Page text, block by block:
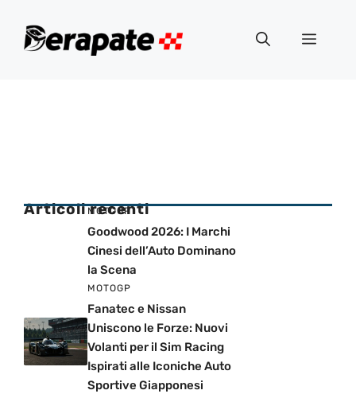
Menu
Articoli recenti
MOTOGP
Goodwood 2026: I Marchi
Cinesi dell’Auto Dominano
la Scena
MOTOGP
Fanatec e Nissan
Uniscono le Forze: Nuovi
Volanti per il Sim Racing
Ispirati alle Iconiche Auto
Sportive Giapponesi